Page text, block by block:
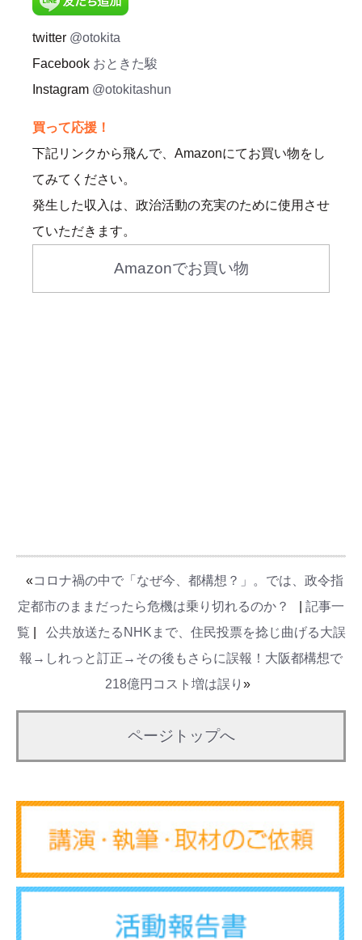
twitter @otokita
Facebook おときた駿
Instagram @otokitashun
買って応援！
下記リンクから飛んで、Amazonにてお買い物をし
てみてください。
発生した収入は、政治活動の充実のために使用させ
ていただきます。
Amazonでお買い物
«コロナ禍の中で「なぜ今、都構想？」。では、政令指
定都市のままだったら危機は乗り切れるのか？
記事一
覧
公共放送たるNHKまで、住民投票を捻じ曲げる大誤
報→しれっと訂正→その後もさらに誤報！大阪都構想で
218億円コスト増は誤り »
ページトップへ